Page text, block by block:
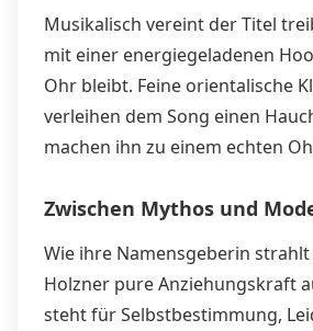
Musikalisch vereint der Titel
mit einer energiegeladenen
Ohr bleibt. Feine orientalische
verleihen dem Song einen
machen ihn zu einem echten
Zwischen Mythos und
Wie ihre Namensgeberin
Holzner pure Anziehungskraft
steht für Selbstbestimmung,